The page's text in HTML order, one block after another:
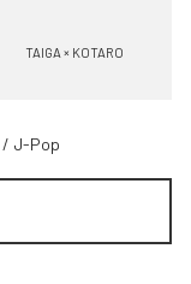
TAIGA × KOTARO
/ J-Pop